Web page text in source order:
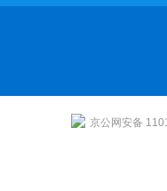
京公网安备